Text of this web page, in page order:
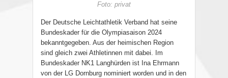
Foto: privat
Der Deutsche Leichtathletik Verband hat seine
Bundeskader für die Olympiasaison 2024
bekanntgegeben. Aus der heimischen Region
sind gleich zwei Athletinnen mit dabei. Im
Bundeskader NK1 Langhürden ist Ina Ehrmann
von der LG Dornburg nominiert worden und in den